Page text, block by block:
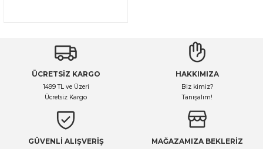
ÜCRETSİZ KARGO
1499 TL ve Üzeri
Ücretsiz Kargo
HAKKIMIZA
Biz kimiz?
Tanışalım!
GÜVENLİ ALIŞVERİŞ MAĞAZAMIZA BEKLERİZ